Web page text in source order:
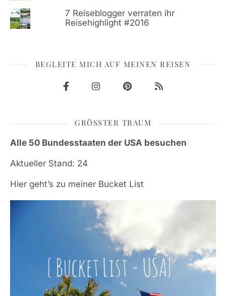
7 Reiseblogger verraten ihr
Reisehighlight #2016
BEGLEITE MICH AUF MEINEN REISEN
GRÖSSTER TRAUM
Alle 50 Bundesstaaten der USA besuchen
Aktueller Stand: 24
Hier geht’s zu meiner Bucket List